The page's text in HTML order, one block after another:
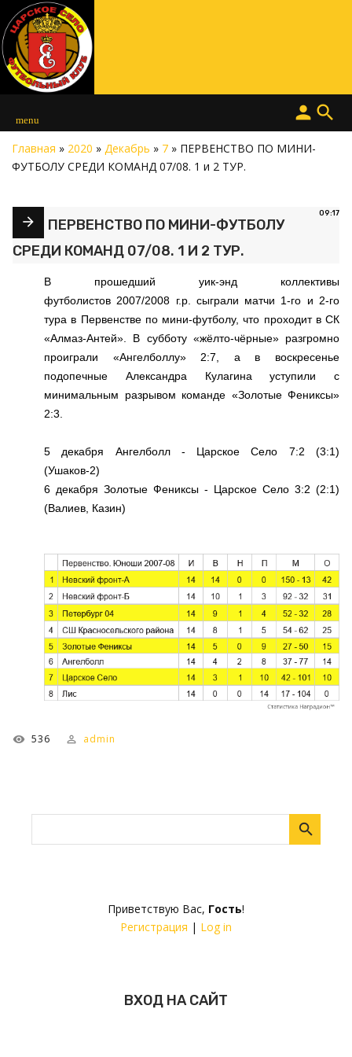
menu search
person
Приветствую Вас, Гость!
Регистрация | Log in
ВХОД НА САЙТ
Главная » 2020 » Декабрь » 7 » ПЕРВЕНСТВО ПО МИНИ-
ФУТБОЛУ СРЕДИ КОМАНД 07/08. 1 и 2 ТУР.
09:17
ПЕРВЕНСТВО ПО МИНИ-ФУТБОЛУ
СРЕДИ КОМАНД 07/08. 1 И 2 ТУР.
В прошедший уик-энд коллективы
футболистов 2007/2008 г.р. сыграли матчи 1-го и 2-го
тура в Первенстве по мини-футболу, что проходит в СК
«Алмаз-Антей». В субботу «жёлто-чёрные» разгромно
проиграли «Ангелболлу» 2:7, а в воскресенье
подопечные Александра Кулагина уступили с
минимальным разрывом команде «Золотые Фениксы»
2:3.
5 декабря Ангелболл - Царское Село 7:2 (3:1)
(Ушаков-2)
6 декабря Золотые Фениксы - Царское Село 3:2 (2:1)
(Валиев, Казин)
536 admin